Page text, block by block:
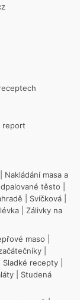
report
Nakládání masa a
těsto
Svíčková
Zálivky na
maso
Sladké recepty
Studená